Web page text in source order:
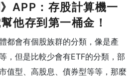
APP： 存股計算機一
他存到第一桶金！
都會有個股族群的分類，像是產
，但是比較少會有ETF的分類，部
值型、高股息、債券型等等，那麼